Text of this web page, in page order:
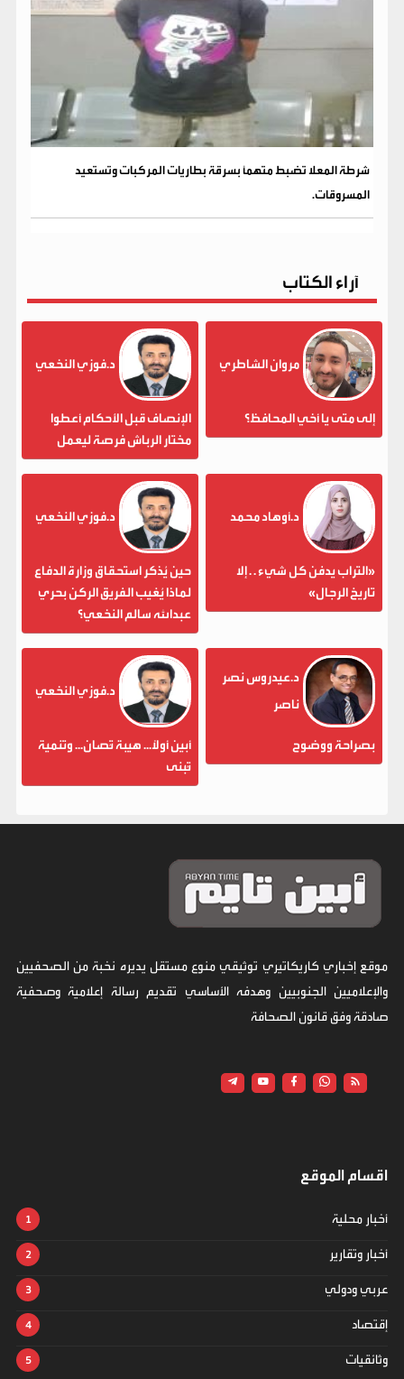
شرطة المعلا تضبط متهماً بسرقة بطاريات المركبات وتستعيد
المسروقات.
آراء الكتاب
مروان الشاطري
إلى متى يا أخي المحافظ؟
د.فوزي النخعي
الإنصاف قبل الأحكام أعطوا
مختار الرباش فرصة ليعمل
د.أوهاد محمد
«التراب يدفن كل شيء . . إلا
تاريخ الرجال»
د.فوزي النخعي
حين يُذكر استحقاق وزارة الدفاع
لماذا يُغيب الفريق الركن بحري
عبدالله سالم النخعي؟
د.عيدروس نصر
ناصر
بصراحة ووضوح
د.فوزي النخعي
أبين أولاً... هيبة تُصان... وتنمية
تُبنى
موقع إخباري كاريكاتيري توثيقي منوع مستقل يديره نخبة من الصحفيين
والإعلاميين الجنوبيين وهدفه الأساسي تقديم رسالة إعلامية وصحفية
صادقة وفق قانون الصحافة
اقسام الموقع
أخبار محلية
أخبار وتقارير
عربي ودولي
إقتصاد
وثائقيات